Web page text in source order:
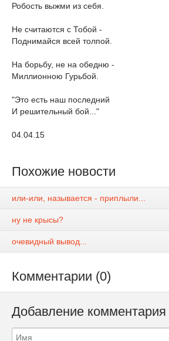
Робость выжми из себя.
Не считаются с Тобой -
Поднимайся всей толпой.
На борьбу, не на обедню -
Миллионною Гурьбой.
"Это есть наш последний
И решительный бой..."
04.04.15
Похожие новости
или-или, называется - приплыли...
ну не крысы?
очевидный вывод...
Комментарии (0)
Добавление комментария